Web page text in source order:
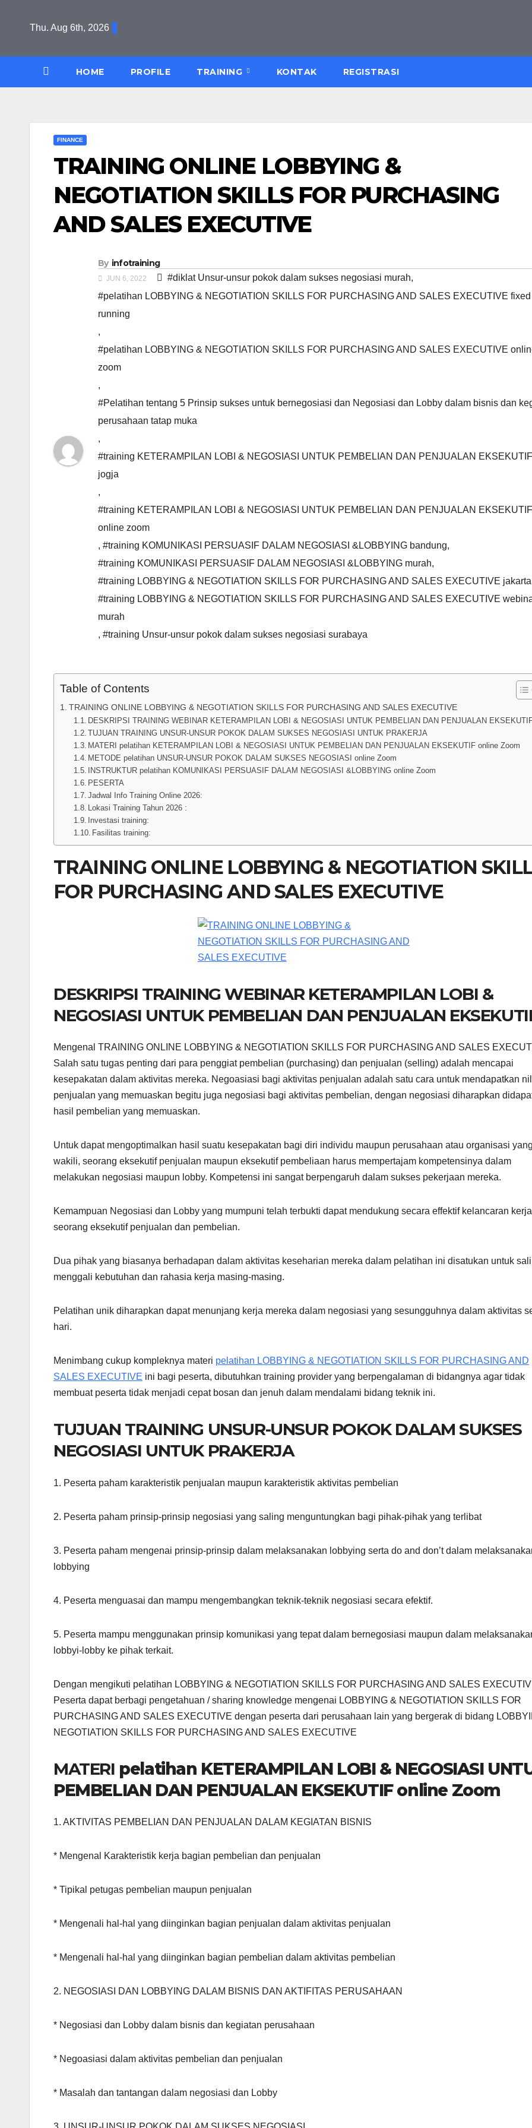
Thu. Aug 6th, 2026
HOME PROFILE TRAINING KONTAK REGISTRASI
FINANCE
TRAINING ONLINE LOBBYING &
NEGOTIATION SKILLS FOR PURCHASING
AND SALES EXECUTIVE
By infotraining
JUN 6, 2022 #diklat Unsur-unsur pokok dalam sukses negosiasi murah,
#pelatihan LOBBYING & NEGOTIATION SKILLS FOR PURCHASING AND SALES EXECUTIVE fixed
running
,
#pelatihan LOBBYING & NEGOTIATION SKILLS FOR PURCHASING AND SALES EXECUTIVE
zoom
,
#Pelatihan tentang 5 Prinsip sukses untuk bernegosiasi dan Negosiasi dan Lobby dalam bisnis dan
perusahaan tatap muka
,
#training KETERAMPILAN LOBI & NEGOSIASI UNTUK PEMBELIAN DAN PENJUALAN EKSEKUTIF
jogja
,
#training KETERAMPILAN LOBI & NEGOSIASI UNTUK PEMBELIAN DAN PENJUALAN EKSEKUTIF
online zoom
, #training KOMUNIKASI PERSUASIF DALAM NEGOSIASI &LOBBYING bandung,
#training KOMUNIKASI PERSUASIF DALAM NEGOSIASI &LOBBYING murah,
#training LOBBYING & NEGOTIATION SKILLS FOR PURCHASING AND SALES EXECUTIVE jakarta
#training LOBBYING & NEGOTIATION SKILLS FOR PURCHASING AND SALES EXECUTIVE
murah
, #training Unsur-unsur pokok dalam sukses negosiasi surabaya
Table of Contents
TRAINING ONLINE LOBBYING & NEGOTIATION SKILLS FOR PURCHASING AND SALES EXECUTIVE
DESKRIPSI TRAINING WEBINAR KETERAMPILAN LOBI & NEGOSIASI UNTUK PEMBELIAN DAN PENJUALAN
TUJUAN TRAINING UNSUR-UNSUR POKOK DALAM SUKSES NEGOSIASI UNTUK PRAKERJA
MATERI pelatihan KETERAMPILAN LOBI & NEGOSIASI UNTUK PEMBELIAN DAN PENJUALAN EKSEKUTIF online Zoom
METODE pelatihan UNSUR-UNSUR POKOK DALAM SUKSES NEGOSIASI online Zoom
INSTRUKTUR pelatihan KOMUNIKASI PERSUASIF DALAM NEGOSIASI &LOBBYING online Zoom
PESERTA
Jadwal Info Training Online 2026:
Lokasi Training Tahun 2026 :
Investasi training:
Fasilitas training:
TRAINING ONLINE LOBBYING & NEGOTIATION
FOR PURCHASING AND SALES EXECUTIVE
DESKRIPSI TRAINING WEBINAR KETERAMPILAN LOBI &
NEGOSIASI UNTUK PEMBELIAN DAN PENJUALAN
Mengenal TRAINING ONLINE LOBBYING & NEGOTIATION SKILLS FOR PURCHASING AND SALES
Salah satu tugas penting dari para penggiat pembelian (purchasing) dan penjualan (selling) adalah mencapai
kesepakatan dalam aktivitas mereka. Negoasiasi bagi aktivitas penjualan adalah satu cara untuk mendapatkan
penjualan yang memuaskan begitu juga negosiasi bagi aktivitas pembelian, dengan negosiasi diharapkan
hasil pembelian yang memuaskan.
Untuk dapat mengoptimalkan hasil suatu kesepakatan bagi diri individu maupun perusahaan atau organisasi
wakili, seorang eksekutif penjualan maupun eksekutif pembeliaan harus mempertajam kompetensinya dalam
melakukan negosiasi maupun lobby. Kompetensi ini sangat berpengaruh dalam sukses pekerjaan mereka.
Kemampuan Negosiasi dan Lobby yang mumpuni telah terbukti dapat mendukung secara effektif kelancaran kerja
seorang eksekutif penjualan dan pembelian.
Dua pihak yang biasanya berhadapan dalam aktivitas keseharian mereka dalam pelatihan ini disatukan untuk
menggali kebutuhan dan rahasia kerja masing-masing.
Pelatihan unik diharapkan dapat menunjang kerja mereka dalam negosiasi yang sesungguhnya dalam aktivitas
hari.
Menimbang cukup kompleknya materi pelatihan LOBBYING & NEGOTIATION SKILLS FOR PURCHASING AND
SALES EXECUTIVE ini bagi peserta, dibutuhkan training provider yang berpengalaman di bidangnya agar tidak
membuat peserta tidak menjadi cepat bosan dan jenuh dalam mendalami bidang teknik ini.
TUJUAN TRAINING UNSUR-UNSUR POKOK DALAM SUKSES
NEGOSIASI UNTUK PRAKERJA
1. Peserta paham karakteristik penjualan maupun karakteristik aktivitas pembelian
2. Peserta paham prinsip-prinsip negosiasi yang saling menguntungkan bagi pihak-pihak yang terlibat
3. Peserta paham mengenai prinsip-prinsip dalam melaksanakan lobbying serta do and don’t dalam
lobbying
4. Peserta menguasai dan mampu mengembangkan teknik-teknik negosiasi secara efektif.
5. Peserta mampu menggunakan prinsip komunikasi yang tepat dalam bernegosiasi maupun dalam
lobbyi-lobby ke pihak terkait.
Dengan mengikuti pelatihan LOBBYING & NEGOTIATION SKILLS FOR PURCHASING AND SALES
Peserta dapat berbagi pengetahuan / sharing knowledge mengenai LOBBYING & NEGOTIATION SKILLS FOR
PURCHASING AND SALES EXECUTIVE dengan peserta dari perusahaan lain yang bergerak di bidang
NEGOTIATION SKILLS FOR PURCHASING AND SALES EXECUTIVE
MATERI pelatihan KETERAMPILAN LOBI & NEGOSIASI
PEMBELIAN DAN PENJUALAN EKSEKUTIF online Zoom
1. AKTIVITAS PEMBELIAN DAN PENJUALAN DALAM KEGIATAN BISNIS
* Mengenal Karakteristik kerja bagian pembelian dan penjualan
* Tipikal petugas pembelian maupun penjualan
* Mengenali hal-hal yang diinginkan bagian penjualan dalam aktivitas penjualan
* Mengenali hal-hal yang diinginkan bagian pembelian dalam aktivitas pembelian
2. NEGOSIASI DAN LOBBYING DALAM BISNIS DAN AKTIFITAS PERUSAHAAN
* Negosiasi dan Lobby dalam bisnis dan kegiatan perusahaan
* Negoasiasi dalam aktivitas pembelian dan penjualan
* Masalah dan tantangan dalam negosiasi dan Lobby